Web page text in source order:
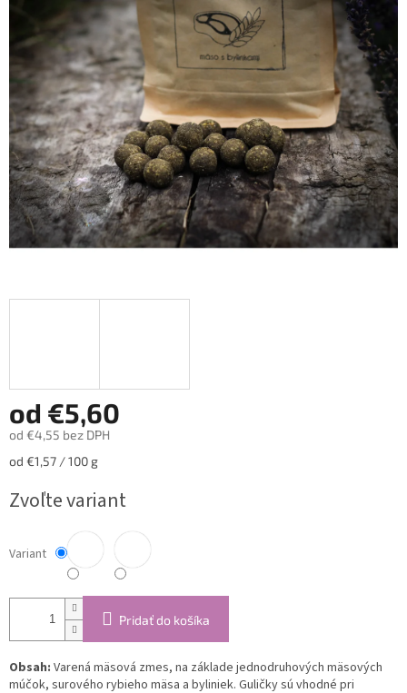
hviezdičiek.
od €5,60
od €4,55 bez DPH
Jednotková
od €1,57 / 100 g
Zvoľte variant
Variant
Pridať do košíka
Obsah: Varená mäsová zmes, na základe jednodruhových mäsových
múčok, surového rybieho mäsa a byliniek. Guličky sú vhodné pri